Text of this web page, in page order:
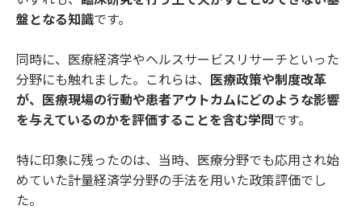
盤となる知識です。
同時に、医療経済学やヘルスサービスリサーチといった
分野にも触れました。これらは、 医療政策や制度改革
が、医療現場の行動や患者アウトカムにどのような影響
を与えているのかを評価することを含む学問です。
特に印象に残ったのは、当時、医療分野でも応用され始
めていた計量経済学分野の手法を用いた政策評価でし
た。